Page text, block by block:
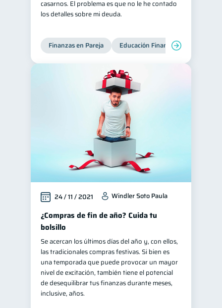
casarnos. El problema es que no le he contado
los detalles sobre mi deuda.
Finanzas en Pareja Educación Financiera
24 / 11 / 2021 Windler Soto Paula
¿Compras de fin de año? Cuida tu
bolsillo
Se acercan los últimos días del año y, con ellos,
las tradicionales compras festivas. Si bien es
una temporada que puede provocar un mayor
nivel de excitación, también tiene el potencial
de desequilibrar tus finanzas durante meses,
inclusive, años.